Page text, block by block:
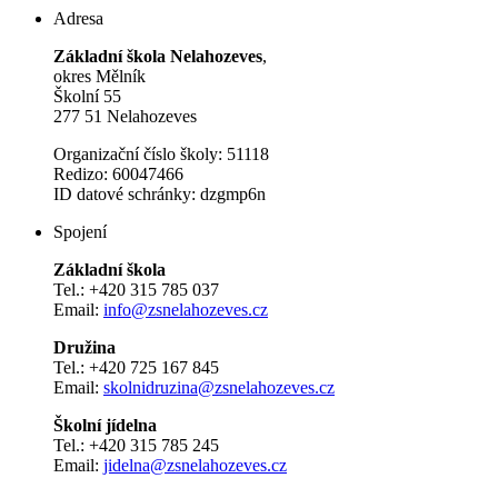
Adresa
Základní škola Nelahozeves,
okres Mělník
Školní 55
277 51 Nelahozeves
Organizační číslo školy: 51118
Redizo: 60047466
ID datové schránky: dzgmp6n
Spojení
Základní škola
Tel.: +420 315 785 037
Email: info@zsnelahozeves.cz
Družina
Tel.: +420 725 167 845
Email: skolnidruzina@zsnelahozeves.cz
Školní jídelna
Tel.: +420 315 785 245
Email: jidelna@zsnelahozeves.cz